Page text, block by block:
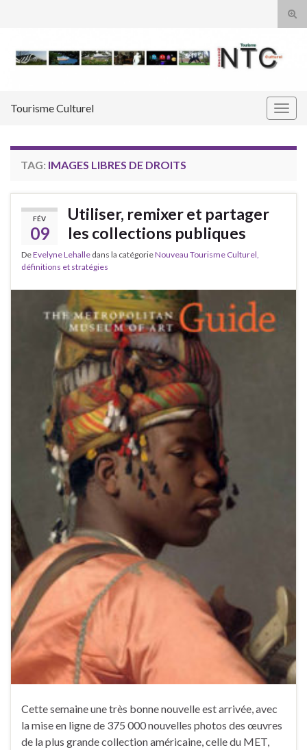
Tourisme Culturel
TAG: IMAGES LIBRES DE DROITS
FÉV
09
Utiliser, remixer et partager
les collections publiques
DeEvelyne Lehalle dans la catégorieNouveau Tourisme Culturel,
définitions et stratégies
Cette semaine une très bonne nouvelle est arrivée, avec
la mise en ligne de 375 000 nouvelles photos des œuvres
de la plus grande collection américaine, celle du MET,